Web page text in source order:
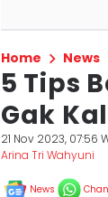
Home News
5 Tips
Gak
21 Nov 2023, 07:56
Arina Tri Wahyuni
News